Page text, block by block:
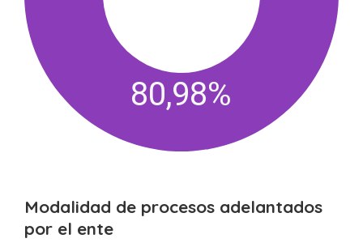
80,98%
Modalidad de procesos adelantados
por el ente